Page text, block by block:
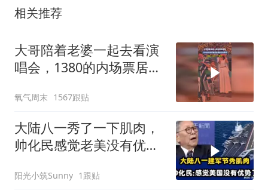
相关推荐
大哥陪着老婆一起去看演
唱会，1380的内场票居然
主打一个陪伴
氧气周末 1567跟贴
大陆八一秀了一下肌肉，
帅化民感觉老美没有优势
阳光小筑Sunny 1跟贴